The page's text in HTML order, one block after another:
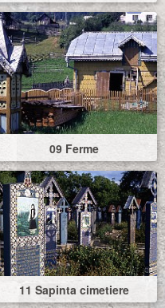
09 Ferme
11 Sapinta cimetiere